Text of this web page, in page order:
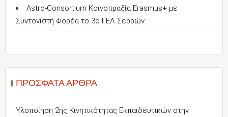
Astro-Consortium Κοινοπραξία Erasmus+ με
Συντονιστή Φορέα το 3ο ΓΕΛ Σερρών
ΠΡΌΣΦΑΤΑ ΆΡΘΡΑ
Υλοποίηση 2ης Κινητικότητας Εκπαιδευτικών στην